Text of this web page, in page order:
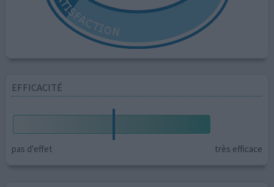
EFFICACITÉ
pas d'effet très efficace